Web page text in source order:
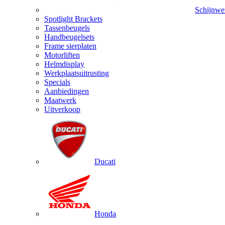
Spotlight Brackets
Tassenbeugels
Handbeugelsets
Frame sierplaten
Motorliften
Helmdisplay
Werkplaatsuitrusting
Specials
Aanbiedingen
Maatwerk
Uitverkoop
Ducati
Honda